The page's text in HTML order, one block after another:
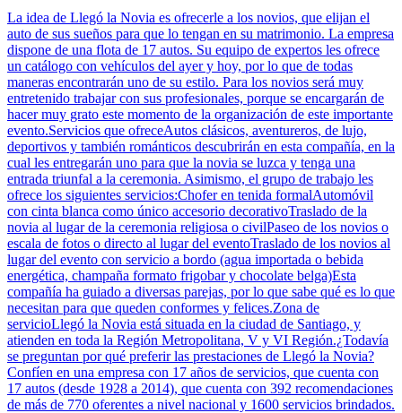
La idea de Llegó la Novia es ofrecerle a los novios, que elijan el
auto de sus sueños para que lo tengan en su matrimonio. La empresa
dispone de una flota de 17 autos. Su equipo de expertos les ofrece
un catálogo con vehículos del ayer y hoy, por lo que de todas
maneras encontrarán uno de su estilo. Para los novios será muy
entretenido trabajar con sus profesionales, porque se encargarán de
hacer muy grato este momento de la organización de este importante
evento.Servicios que ofreceAutos clásicos, aventureros, de lujo,
deportivos y también románticos descubrirán en esta compañía, en la
cual les entregarán uno para que la novia se luzca y tenga una
entrada triunfal a la ceremonia. Asimismo, el grupo de trabajo les
ofrece los siguientes servicios:Chofer en tenida formalAutomóvil
con cinta blanca como único accesorio decorativoTraslado de la
novia al lugar de la ceremonia religiosa o civilPaseo de los novios o
escala de fotos o directo al lugar del eventoTraslado de los novios al
lugar del evento con servicio a bordo (agua importada o bebida
energética, champaña formato frigobar y chocolate belga)Esta
compañía ha guiado a diversas parejas, por lo que sabe qué es lo que
necesitan para que queden conformes y felices.Zona de
servicioLlegó la Novia está situada en la ciudad de Santiago, y
atienden en toda la Región Metropolitana, V y VI Región.¿Todavía
se preguntan por qué preferir las prestaciones de Llegó la Novia?
Confíen en una empresa con 17 años de servicios, que cuenta con
17 autos (desde 1928 a 2014), que cuenta con 392 recomendaciones
de más de 770 oferentes a nivel nacional y 1600 servicios brindados.